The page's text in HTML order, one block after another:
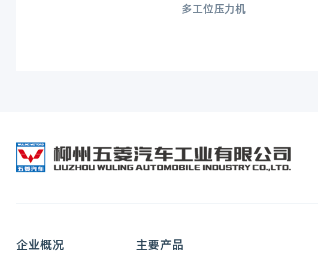
多工位压力机
企业概况 主要产品